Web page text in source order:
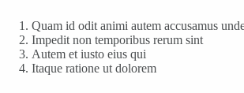
Quam id odit animi autem accusamus
Impedit non temporibus rerum sint
Autem et iusto eius qui
Itaque ratione ut dolorem